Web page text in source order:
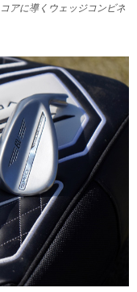
アに導くウェッジコンビネ